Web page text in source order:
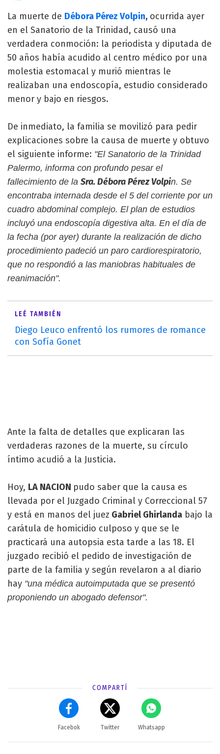
La muerte de Débora Pérez Volpin, ocurrida ayer
en el Sanatorio de la Trinidad, causó una
verdadera conmoción: la periodista y diputada de
50 años había acudido al centro médico por una
molestia estomacal y murió mientras le
realizaban una endoscopía, estudio considerado
menor y bajo en riesgos.
De inmediato, la familia se movilizó para pedir
explicaciones sobre la causa de muerte y obtuvo
el siguiente informe: "El Sanatorio de la Trinidad
Palermo, informa con profundo pesar el
fallecimiento de la Sra. Débora Pérez Volpin. Se
encontraba internada desde el 5 del corriente por un
cuadro abdominal complejo. El plan de estudios
incluyó una endoscopía digestiva alta. En el día de
la fecha (por ayer) durante la realización de dicho
procedimiento padeció un paro cardiorespiratorio,
que no respondió a las maniobras habituales de
reanimación".
LEÉ TAMBIÉN
Diego Leuco enfrentó los rumores de romance
con Sofía Gonet
Ante la falta de detalles que explicaran las
verdaderas razones de la muerte, su círculo
íntimo acudió a la Justicia.
Hoy, LA NACION pudo saber que la causa es
llevada por el Juzgado Criminal y Correccional 57
y está en manos del juez Gabriel Ghirlanda bajo la
carátula de homicidio culposo y que se le
practicará una autopsia esta tarde a las 18. El
juzgado recibió el pedido de investigación de
parte de la familia y según revelaron a al diario
hay "una médica autoimputada que se presentó
proponiendo un abogado defensor".
COMPARTÍ
Facebok Twitter Whatsapp